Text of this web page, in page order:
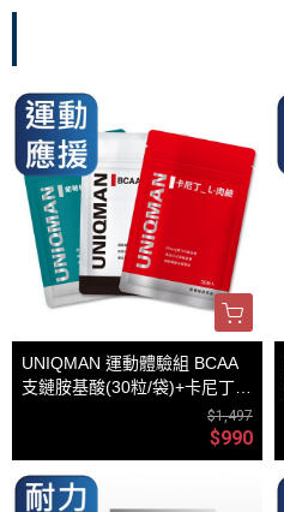
UNIQMAN 運動體驗組 BCAA
支鏈胺基酸(30粒/袋)+卡尼丁_
肉鹼(30粒/袋)+軟骨素(30粒/$1,497
$990